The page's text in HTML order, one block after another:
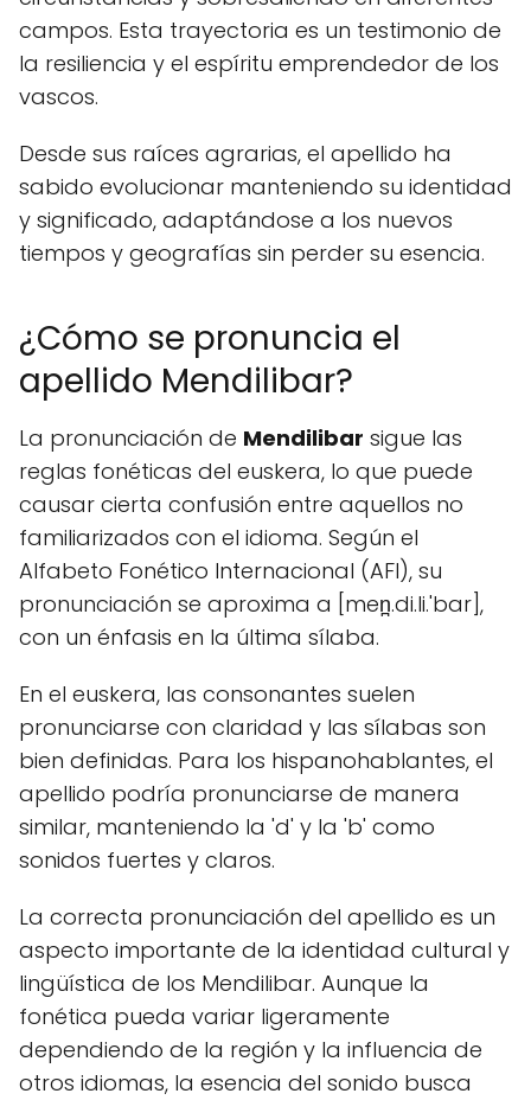
campos. Esta trayectoria es un testimonio de
la resiliencia y el espíritu emprendedor de los
vascos.
Desde sus raíces agrarias, el apellido ha
sabido evolucionar manteniendo su identidad
y significado, adaptándose a los nuevos
tiempos y geografías sin perder su esencia.
¿Cómo se pronuncia el
apellido Mendilibar?
La pronunciación de Mendilibar sigue las
reglas fonéticas del euskera, lo que puede
causar cierta confusión entre aquellos no
familiarizados con el idioma. Según el
Alfabeto Fonético Internacional (AFI), su
pronunciación se aproxima a [men̪.di.li.'bar],
con un énfasis en la última sílaba.
En el euskera, las consonantes suelen
pronunciarse con claridad y las sílabas son
bien definidas. Para los hispanohablantes, el
apellido podría pronunciarse de manera
similar, manteniendo la 'd' y la 'b' como
sonidos fuertes y claros.
La correcta pronunciación del apellido es un
aspecto importante de la identidad cultural y
lingüística de los Mendilibar. Aunque la
fonética pueda variar ligeramente
dependiendo de la región y la influencia de
otros idiomas, la esencia del sonido busca